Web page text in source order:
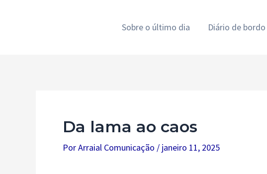
Sobre o último dia Diário de bordo
Da lama ao caos
PorArraial Comunicação / janeiro 11, 2025